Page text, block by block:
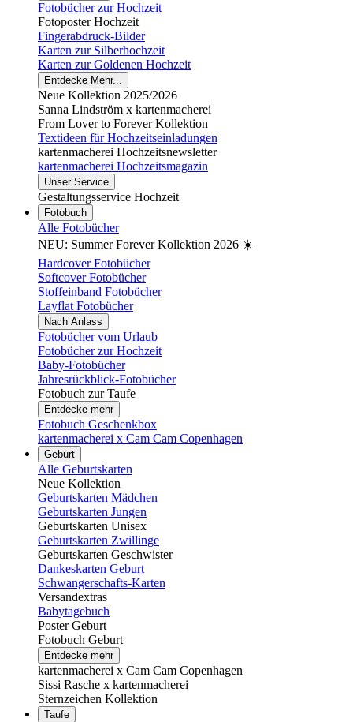
Fotobücher zur Hochzeit
Fotoposter Hochzeit
Fingerabdruck-Bilder
Karten zur Silberhochzeit
Karten zur Goldenen Hochzeit
Entdecke Mehr...
Neue Kollektion 2025/2026
Sanna Lindström x kartenmacherei
From Lover to Forever Kollektion
Textideen für Hochzeitseinladungen
kartenmacherei Hochzeitsnewsletter
kartenmacherei Hochzeitsmagazin
Unser Service
Gestaltungsservice Hochzeit
Fotobuch
Alle Fotobücher
NEU: Summer Forever Kollektion 2026 ☀️
Hardcover Fotobücher
Softcover Fotobücher
Stoffeinband Fotobücher
Layflat Fotobücher
Nach Anlass
Fotobücher vom Urlaub
Fotobücher zur Hochzeit
Baby-Fotobücher
Jahresrückblick-Fotobücher
Fotobuch zur Taufe
Entdecke mehr
Fotobuch Geschenkbox
kartenmacherei x Cam Cam Copenhagen
Geburt
Alle Geburtskarten
Neue Kollektion
Geburtskarten Mädchen
Geburtskarten Jungen
Geburtskarten Unisex
Geburtskarten Zwillinge
Geburtskarten Geschwister
Dankeskarten Geburt
Schwangerschafts-Karten
Versandextras
Babytagebuch
Poster Geburt
Fotobuch Geburt
Entdecke mehr
kartenmacherei x Cam Cam Copenhagen
Sissi Rasche x kartenmacherei
Sternzeichen Kollektion
Taufe